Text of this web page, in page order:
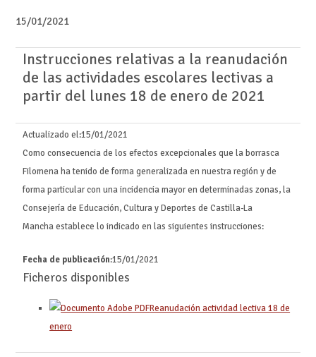
15/01/2021
Instrucciones relativas a la reanudación
de las actividades escolares lectivas a
partir del lunes 18 de enero de 2021
Actualizado el:15/01/2021
Como consecuencia de los efectos excepcionales que la borrasca
Filomena ha tenido de forma generalizada en nuestra región y de
forma particular con una incidencia mayor en determinadas zonas, la
Consejería de Educación, Cultura y Deportes de Castilla-La
Mancha establece lo indicado en las siguientes instrucciones:
Fecha de publicación:15/01/2021
Ficheros disponibles
Reanudación actividad lectiva 18 de
enero